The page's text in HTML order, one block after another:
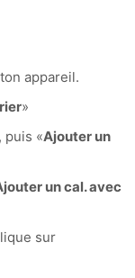
appareil.
»
puis «Ajouter un
un cal. avec
sur